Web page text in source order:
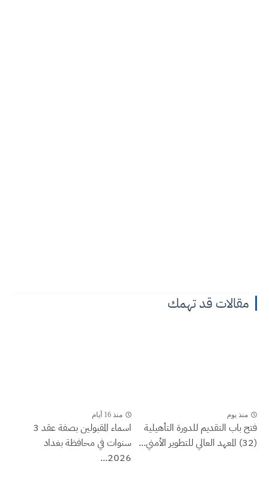
مقالات قد تهمك
منذ يوم
فتح باب التقديم للدورة التأهيلية
(32) المعهد العالي للتطوير الأمني...
منذ 16 أيام
اسماء المقبولين بصفة عقد 3
سنوات في محافظة بغداد
2026...